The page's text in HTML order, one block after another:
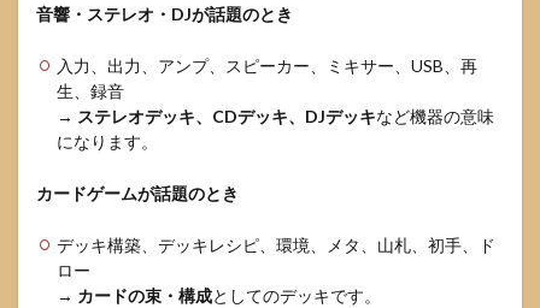
音響・ステレオ・DJが話題のとき
入力、出力、アンプ、スピーカー、ミキサー、USB、再
生、録音
→ ステレオデッキ、CDデッキ、DJデッキなど機器の意味
になります。
カードゲームが話題のとき
デッキ構築、デッキレシピ、環境、メタ、山札、初手、ド
ロー
→ カードの束・構成としてのデッキです。